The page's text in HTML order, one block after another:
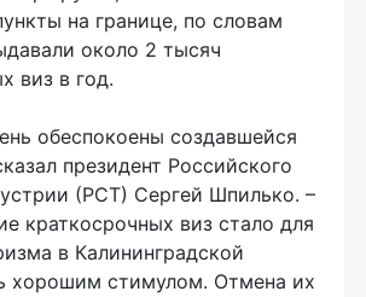
на границе, по словам
около 2 тысяч
виз в год.
обеспокоены создавшейся
президент Российского
(РСТ) Сергей Шпилько. –
краткосрочных виз стало для
в Калининградской
хорошим стимулом. Отмена их